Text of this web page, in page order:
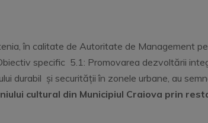
în calitate de Autoritate de Management
specific 5.1: Promovarea dezvoltării
durabil și securității în zonele urbane, au
cultural din Municipiul Craiova prin